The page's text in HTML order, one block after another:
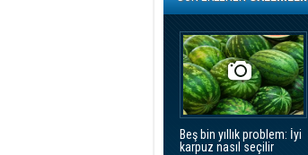
Beş bin yıllık problem: İyi
karpuz nasıl seçilir